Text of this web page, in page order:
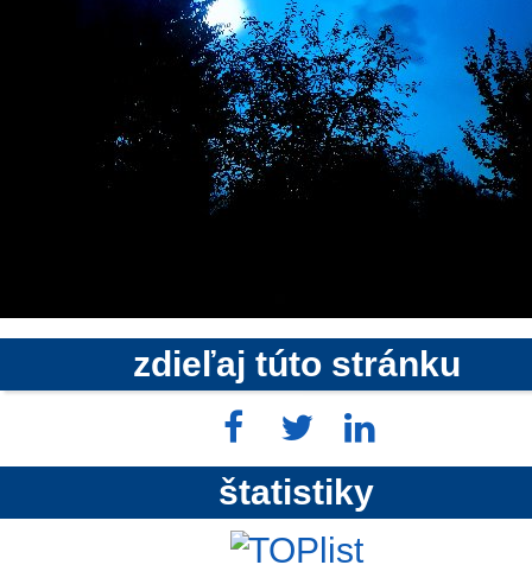
zdieľaj túto stránku
štatistiky